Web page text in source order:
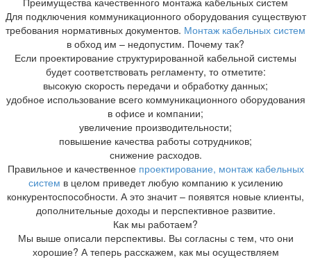
Для подключения коммуникационного оборудования существуют
требования нормативных документов. Монтаж кабельных систем
в обход им – недопустим. Почему так?
Если проектирование структурированной кабельной системы
будет соответствовать регламенту, то отметите:
высокую скорость передачи и обработку данных;
удобное использование всего коммуникационного оборудования
в офисе и компании;
увеличение производительности;
повышение качества работы сотрудников;
снижение расходов.
Правильное и качественное проектирование, монтаж кабельных
систем в целом приведет любую компанию к усилению
конкурентоспособности. А это значит – появятся новые клиенты,
дополнительные доходы и перспективное развитие.
Как мы работаем?
Мы выше описали перспективы. Вы согласны с тем, что они
хорошие? А теперь расскажем, как мы осуществляем